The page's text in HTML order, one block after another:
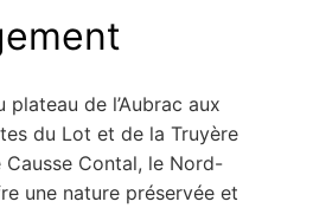
plateau de l’Aubrac aux
du Lot et de la Truyère
Causse Contal, le Nord-
une nature préservée et